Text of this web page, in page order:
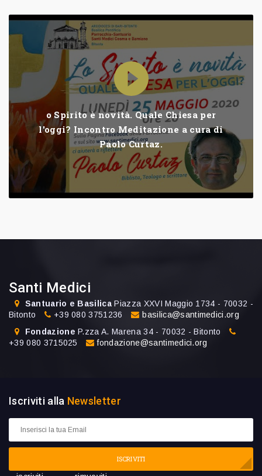
o Spirito è novità. Quale Chiesa per
l'oggi? Incontro Meditazione a cura di
Paolo Curtaz.
Santi Medici
Santuario e Basilica Piazza XXVI Maggio 1734 - 70032 -
Bitonto
+39 080 3751236
basilica@santimedici.org
Fondazione P.zza A. Marena 34 - 70032 - Bitonto
+39 080 3715025
fondazione@santimedici.org
Iscriviti alla Newsletter
ISCRIVITI